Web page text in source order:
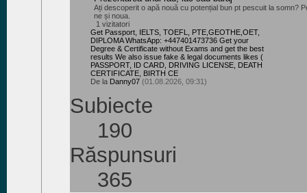
Ați descoperit o apă nouă cu potențial bun pt pescuit la somn?
ne și noua.
1 vizitatori
Get Passport, IELTS, TOEFL, PTE,GEOTHE,OET,
DIPLOMA WhatsApp: +447401473736 Get your
Degree & Certificate without Exams and get the best
results We also issue fake & legal documents likes (
PASSPORT, ID CARD, DRIVING LICENSE, DEATH
CERTIFICATE, BIRTH CE
De la Danny07 (01.08.2026, 09:31)
Subiecte
190
Răspunsuri
365